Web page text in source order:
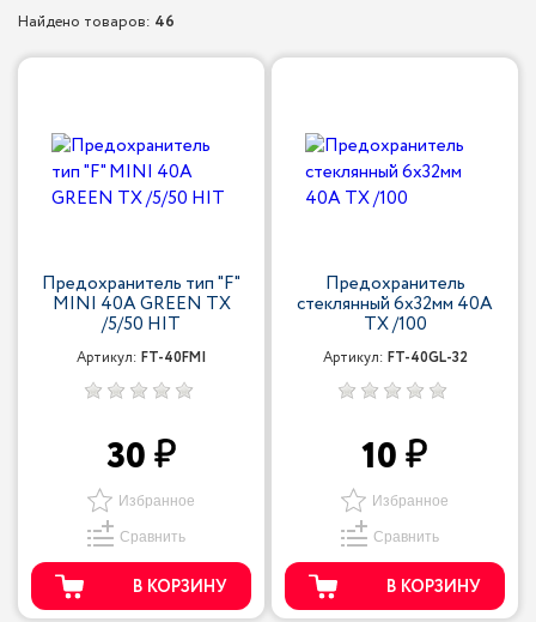
Найдено товаров: 46
Предохранитель тип "F"
MINI 40A GREEN TX
/5/50 HIT
Артикул: FT-40FMI
30
Избранное
Сравнить
В КОРЗИНУ
Предохранитель
стеклянный 6x32мм 40A
TX /100
Артикул: FT-40GL-32
10
Избранное
Сравнить
В КОРЗИНУ